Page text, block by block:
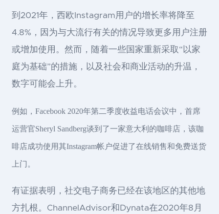
到2021年，西欧Instagram用户的增长率将降至
4.8%，因为与大流行有关的情况导致更多用户注册
或增加使用。然而，随着一些国家重新采取“以家
庭为基础”的措施，以及社会和商业活动的升温，
数字可能会上升。
例如，Facebook 2020年第二季度收益电话会议中，首席
运营官Sheryl Sandberg谈到了一家意大利的咖啡店，该咖
啡店成功使用其Instagram帐户促进了在线销售和免费送货
上门。
有证据表明，社交电子商务已经在该地区的其他地
方扎根。ChannelAdvisor和Dynata在2020年8月